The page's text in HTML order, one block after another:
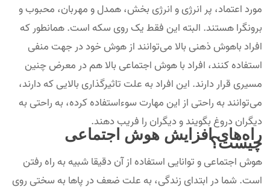
مورد اعتماد، پر انرژی و انرژی بخش، همدل و مهربان، محبوب و
برونگرا هستند. البته این فقط یک روی سکه است. همانطور که
افراد باهوش ذهنی بالا می‌توانند از هوش خود در جهت منفی
استفاده کنند، افراد با هوش اجتماعی بالا هم در معرض چنین
مسیری قرار دارند. این افراد به علت تاثیرگذاری بالایی که دارند،
می‌توانند به راحتی از این مهارت سوءاستفاده کرده، به راحتی به
دیگران دروغ بگویند و دیگران را فریب دهند.
راه‌های افزایش هوش اجتماعی
چیست؟
هوش اجتماعی و توانایی استفاده از آن دقیقا شبیه به راه رفتن
است. شما در ابتدای زندگی، به علت ضعف در پا‌ها به سختی روی